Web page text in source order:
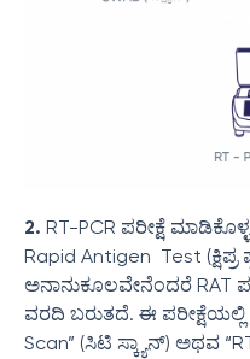
2. RT-PCR ಪರೀಕ್ಷೆ
Rapid Antigen Test (ಕ್ಷಿಪ್ರ
ಅನಾನುಕೂಲವೇನೆಂದರೆ RAT
ವರದಿ ಬರುತದೆ. ಈ
Scan” (ಸಿಟಿ ಸ್ಕ್ಯಾನ್) ಅಥವ